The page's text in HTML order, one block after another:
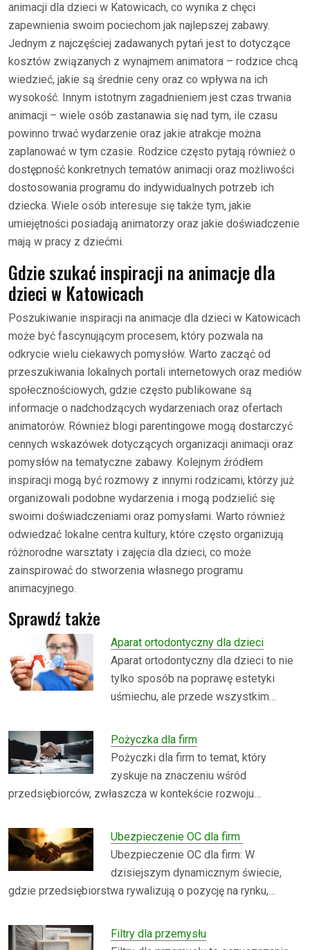
animacji dla dzieci w Katowicach, co wynika z chęci
zapewnienia swoim pociechom jak najlepszej zabawy.
Jednym z najczęściej zadawanych pytań jest to dotyczące
kosztów związanych z wynajmem animatora – rodzice chcą
wiedzieć, jakie są średnie ceny oraz co wpływa na ich
wysokość. Innym istotnym zagadnieniem jest czas trwania
animacji – wiele osób zastanawia się nad tym, ile czasu
powinno trwać wydarzenie oraz jakie atrakcje można
zaplanować w tym czasie. Rodzice często pytają również o
dostępność konkretnych tematów animacji oraz możliwości
dostosowania programu do indywidualnych potrzeb ich
dziecka. Wiele osób interesuje się także tym, jakie
umiejętności posiadają animatorzy oraz jakie doświadczenie
mają w pracy z dziećmi.
Gdzie szukać inspiracji na animacje dla
dzieci w Katowicach
Poszukiwanie inspiracji na animacje dla dzieci w Katowicach
może być fascynującym procesem, który pozwala na
odkrycie wielu ciekawych pomysłów. Warto zacząć od
przeszukiwania lokalnych portali internetowych oraz mediów
społecznościowych, gdzie często publikowane są
informacje o nadchodzących wydarzeniach oraz ofertach
animatorów. Również blogi parentingowe mogą dostarczyć
cennych wskazówek dotyczących organizacji animacji oraz
pomysłów na tematyczne zabawy. Kolejnym źródłem
inspiracji mogą być rozmowy z innymi rodzicami, którzy już
organizowali podobne wydarzenia i mogą podzielić się
swoimi doświadczeniami oraz pomysłami. Warto również
odwiedzać lokalne centra kultury, które często organizują
różnorodne warsztaty i zajęcia dla dzieci, co może
zainspirować do stworzenia własnego programu
animacyjnego.
Sprawdź także
Aparat ortodontyczny dla dzieci
Aparat ortodontyczny dla dzieci to nie
tylko sposób na poprawę estetyki
uśmiechu, ale przede wszystkim…
Pożyczka dla firm
Pożyczki dla firm to temat, który
zyskuje na znaczeniu wśród
przedsiębiorców, zwłaszcza w kontekście rozwoju…
Ubezpieczenie OC dla firm
Ubezpieczenie OC dla firm: W
dzisiejszym dynamicznym świecie,
gdzie przedsiębiorstwa rywalizują o pozycję na rynku,…
Filtry dla przemysłu